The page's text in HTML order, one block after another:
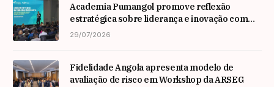
Academia Pumangol promove reflexão
estratégica sobre liderança e inovação com
especialista internacional Nadim Habib
29/07/2026
Fidelidade Angola apresenta modelo de
avaliação de risco em Workshop da ARSEG